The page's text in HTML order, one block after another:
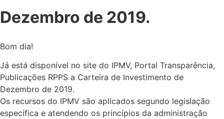
Dezembro de 2019.
Bom dia!
Já está disponível no site do IPMV, Portal Transparência,
Publicações RPPS a Carteira de Investimento de
Dezembro de 2019.
Os recursos do IPMV são aplicados segundo legislação
específica e atendendo os princípios da administração